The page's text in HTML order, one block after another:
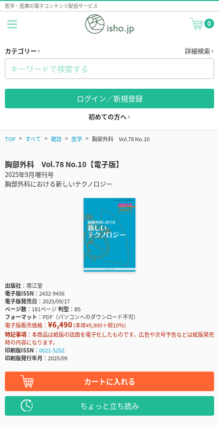
医学・医療の電子コンテンツ配信サービス
0
カテゴリー 詳細検索
ログイン／新規登録
初めての方へ
TOP すべて 雑誌 医学 胸部外科 Vol.78 No.10
胸部外科 Vol.78 No.10【電子版】
2025年9月増刊号
胸部外科における新しいテクノロジー
出版社
南江堂
電子版ISSN
2432-9436
電子版発売日
2025/09/17
ページ数
181ページ判型
B5
フォーマット
PDF（パソコンへのダウンロード不可）
電子版販売価格： ¥6,490(本体¥5,900＋税10％)
特記事項
本商品は紙版の誌面を電子化したものです。広告や次号予告などは紙版発売
時の内容になります。
印刷版ISSN
0021-5252
印刷版発行年月
2025/09
カートに入れる
ちょっと立ち読み